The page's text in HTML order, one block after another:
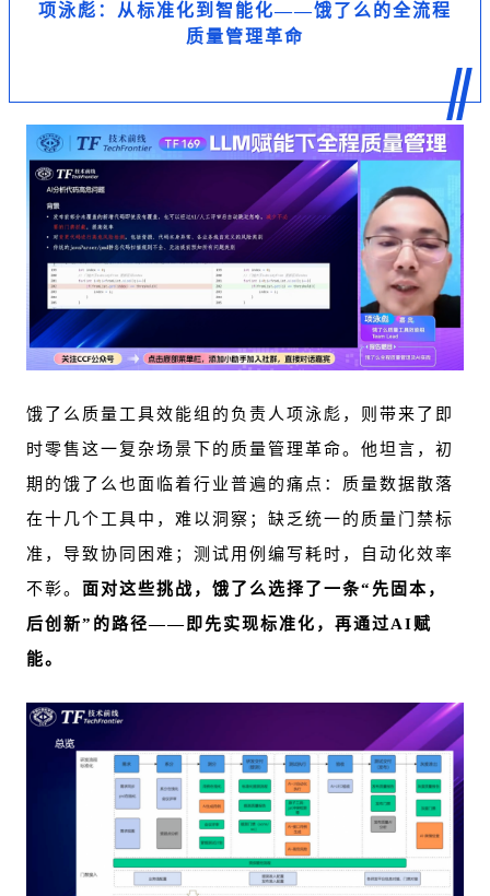
项泳彪：从标准化到智能化——饿了么的全流程
质量管理革命
饿了么质量工具效能组的负责人项泳彪，则带来了即
时零售这一复杂场景下的质量管理革命。他坦言，初
期的饿了么也面临着行业普遍的痛点：质量数据散落
在十几个工具中，难以洞察；缺乏统一的质量门禁标
准，导致协同困难；测试用例编写耗时，自动化效率
不彰。 面对这些挑战，饿了么选择了一条“先固本，
后创新”的路径——即先实现标准化，再通过AI赋
能。